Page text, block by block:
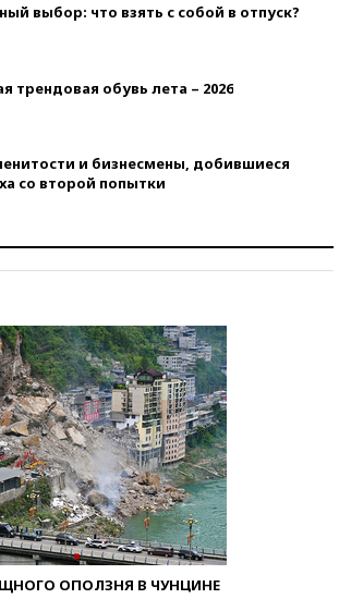
выбор: что взять с собой в отпуск?
трендовая обувь лета – 2026
и бизнесмены, добившиеся
со второй попытки
ОПОЛЗНЯ В ЧУНЦИНЕ